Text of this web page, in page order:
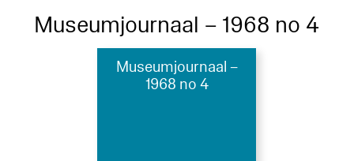
Museumjournaal – 1968 no 4
Museumjournaal –
1968 no 4